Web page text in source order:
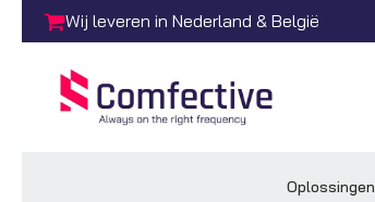
Wij leveren in Nederland & België
Oplossingen